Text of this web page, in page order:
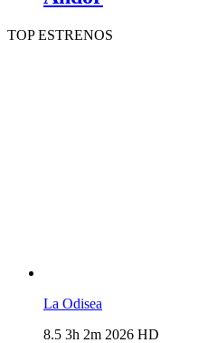
TOP ESTRENOS
La Odisea
8.5 3h 2m 2026 HD